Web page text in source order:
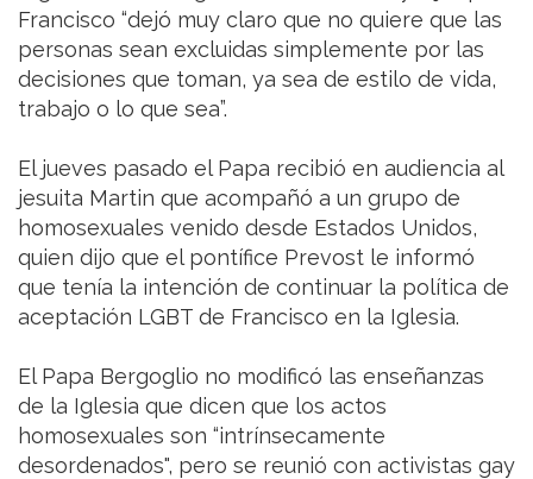
Francisco “dejó muy claro que no quiere que las
personas sean excluidas simplemente por las
decisiones que toman, ya sea de estilo de vida,
trabajo o lo que sea”.
El jueves pasado el Papa recibió en audiencia al
jesuita Martin que acompañó a un grupo de
homosexuales venido desde Estados Unidos,
quien dijo que el pontífice Prevost le informó
que tenía la intención de continuar la política de
aceptación LGBT de Francisco en la Iglesia.
El Papa Bergoglio no modificó las enseñanzas
de la Iglesia que dicen que los actos
homosexuales son “intrínsecamente
desordenados", pero se reunió con activistas gay